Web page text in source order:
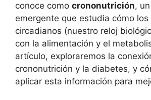
conoce como crononutrición,
emergente que estudia cómo los
circadianos (nuestro reloj
con la alimentación y el
artículo, exploraremos la
crononutrición y la diabetes, y
aplicar esta información para